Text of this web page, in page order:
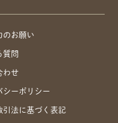
のお願い
質問
わせ
シーポリシー
引法に基づく表記